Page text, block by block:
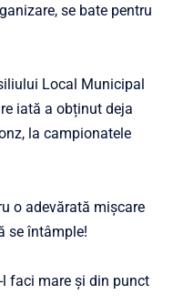
se bate pentru
Local Municipal
iată a obținut deja
la campionatele
o adevărată mișcare
se întâmple!
faci mare și din punct